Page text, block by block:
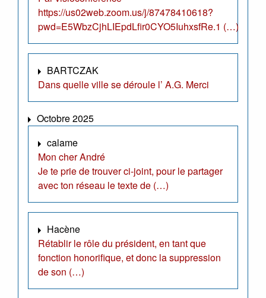
https://us02web.zoom.us/j/87478410618?
pwd=E5WbzCjhLIEpdLfir0CYO5IuhxsfRe.1 (…)
BARTCZAK
Dans quelle ville se déroule l’ A.G. Merci
Octobre 2025
calame
Mon cher André
Je te prie de trouver ci-joint, pour le partager
avec ton réseau le texte de (…)
Hacène
Rétablir le rôle du président, en tant que
fonction honorifique, et donc la suppression
de son (…)